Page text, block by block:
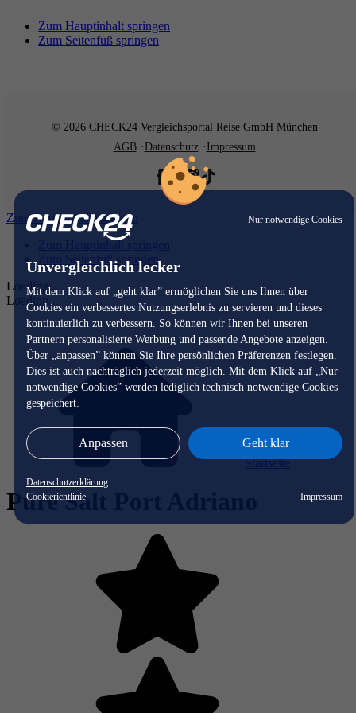
Nur notwendige Cookies
Unvergleichlich lecker
Mit dem Klick auf „geht klar” ermöglichen Sie uns Ihnen über
Cookies ein verbessertes Nutzungserlebnis zu servieren und dieses
kontinuierlich zu verbessern. So können wir Ihnen bei unseren
Partnern personalisierte Werbung und passende Angebote anzeigen.
Über „anpassen” können Sie Ihre persönlichen Präferenzen festlegen.
Dies ist auch nachträglich jederzeit möglich. Mit dem Klick auf „Nur
notwendige Cookies” werden lediglich technisch notwendige Cookies
gespeichert.
Anpassen Geht klar
Datenschutzerklärung
Cookierichtlinie
Impressum
Zum Hauptinhalt springen
Zum Seitenfuß springen
© 2026 CHECK24 Vergleichsportal Reise GmbH München
AGB
Datenschutz Impressum
Zum Hauptinhalt springen
Zum Hauptinhalt springen
Zum Seitenfuß springen
Loading...
Loading...
Startseite
Pure Salt Port Adriano